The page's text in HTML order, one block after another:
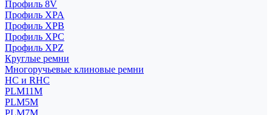
Профиль 8V
Профиль XPA
Профиль XPB
Профиль XPC
Профиль XPZ
Круглые ремни
Многоручьевые клиновые ремни
HC и RHC
PLM11M
PLM5M
PLM7M